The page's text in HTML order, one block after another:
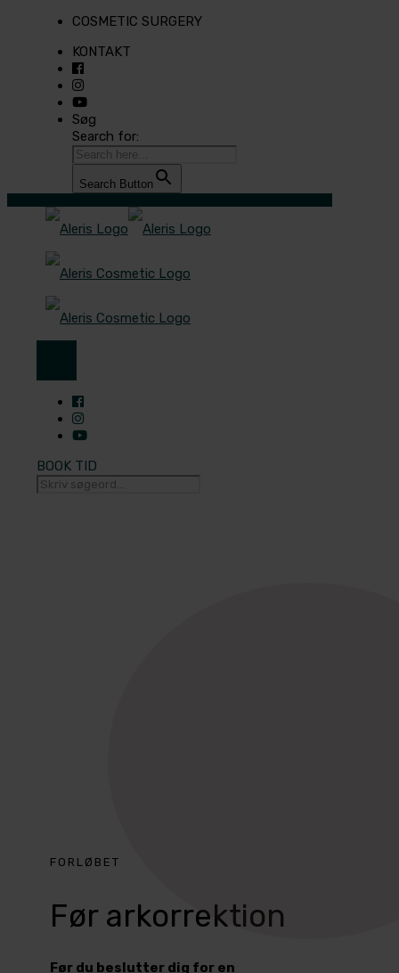
COSMETIC SURGERY
KONTAKT
Søg
Search for:
Search Button
BOOK TID
FORLØBET
Før arkorrektion
Før du beslutter dig for en